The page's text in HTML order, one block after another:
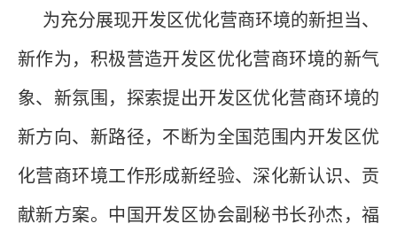
为充分展现开发区优化营商环境的新担当、
新作为，积极营造开发区优化营商环境的新气
象、新氛围，探索提出开发区优化营商环境的
新方向、新路径，不断为全国范围内开发区优
化营商环境工作形成新经验、深化新认识、贡
献新方案。中国开发区协会副秘书长孙杰，福